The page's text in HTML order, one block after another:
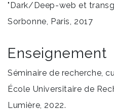
"Dark/Deep-web et
Sorbonne, Paris, 2017
Enseignement
Séminaire de recherche,
École Universitaire de
Lumière, 2022.